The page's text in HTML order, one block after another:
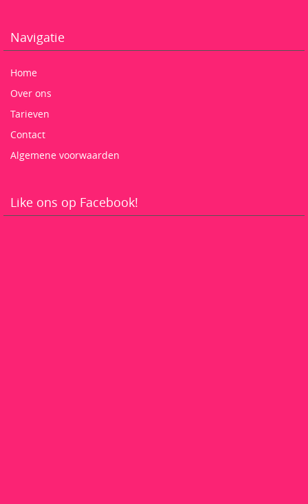
Navigatie
Home
Over ons
Tarieven
Contact
Algemene voorwaarden
Like ons op Facebook!